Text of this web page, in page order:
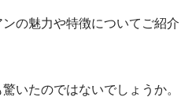
の魅力や特徴についてご紹介
いたのではないでしょうか。